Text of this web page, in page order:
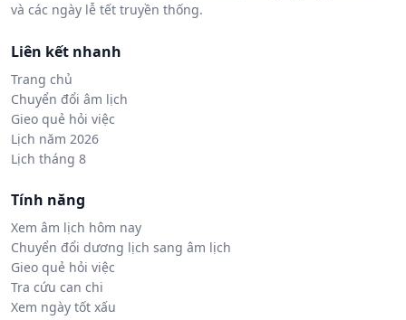
và các ngày lễ tết truyền thống.
Liên kết nhanh
Trang chủ
Chuyển đổi âm lịch
Gieo quẻ hỏi việc
Lịch năm 2026
Lịch tháng 8
Tính năng
Xem âm lịch hôm nay
Chuyển đổi dương lịch sang âm lịch
Gieo quẻ hỏi việc
Tra cứu can chi
Xem ngày tốt xấu